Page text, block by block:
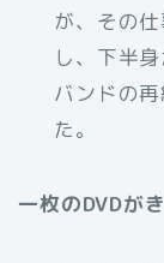
が、その
し、下半
バンドの
た。
一枚のDVDが